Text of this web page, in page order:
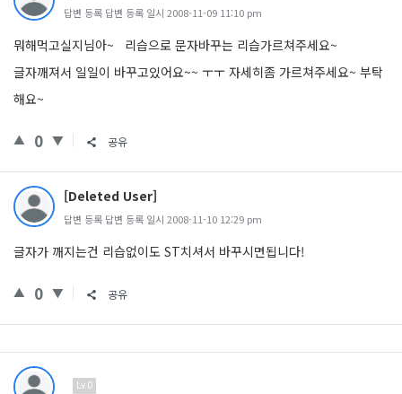
답변 등록 답변 등록 일시 2008-11-09 11:10 pm
뭐해먹고실지님아~ 리습으로 문자바꾸는 리습가르쳐주세요~
글자깨져서 일일이 바꾸고있어요~~ ㅜㅜ 자세히좀 가르쳐주세요~ 부탁
해요~
0 공유
[Deleted User]
답변 등록 답변 등록 일시 2008-11-10 12:29 pm
글자가 깨지는건 리습없이도 ST치셔서 바꾸시면됩니다!
0 공유
Lv.0